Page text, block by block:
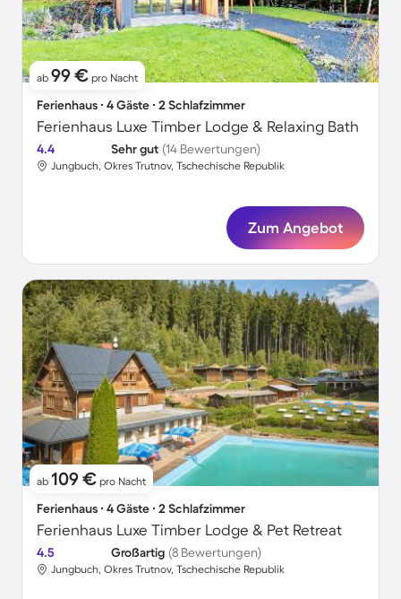
ab 99 € pro Nacht
Ferienhaus ∙ 4 Gäste ∙ 2 Schlafzimmer
Ferienhaus Luxe Timber Lodge & Relaxing Bath
4.4 Sehr gut (14 Bewertungen)
Jungbuch, Okres Trutnov, Tschechische Republik
Zum Angebot
ab 109 € pro Nacht
Ferienhaus ∙ 4 Gäste ∙ 2 Schlafzimmer
Ferienhaus Luxe Timber Lodge & Pet Retreat
4.5 Großartig (8 Bewertungen)
Jungbuch, Okres Trutnov, Tschechische Republik